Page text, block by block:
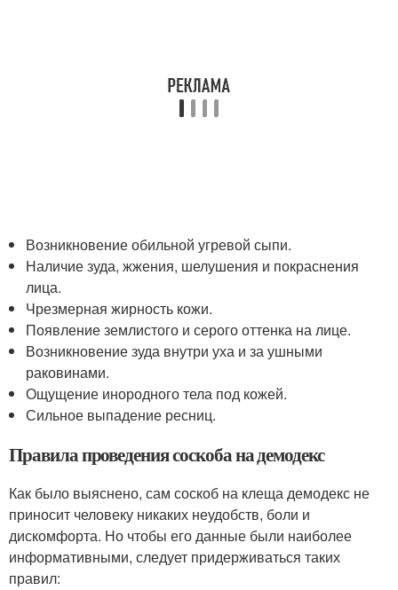
Возникновение обильной угревой сыпи.
Наличие зуда, жжения, шелушения и покраснения
лица.
Чрезмерная жирность кожи.
Появление землистого и серого оттенка на лице.
Возникновение зуда внутри уха и за ушными
раковинами.
Ощущение инородного тела под кожей.
Сильное выпадение ресниц.
Правила проведения соскоба на демодекс
Как было выяснено, сам соскоб на клеща демодекс не
приносит человеку никаких неудобств, боли и
дискомфорта. Но чтобы его данные были наиболее
информативными, следует придерживаться таких
правил: